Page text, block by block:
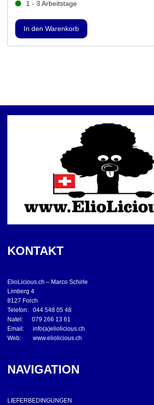
1 - 3 Arbeitstage
KONTAKT
ElioLicious.ch – Marco Schirle
Limberg 4
8127 Forch
Telefon: 044 548 05 48
Natel: 079 266 13 61
Email: info(a)eliolicious.ch
Web: www.eliolicious.ch
NAVIGATION
LIEFERBEDINGUNGEN